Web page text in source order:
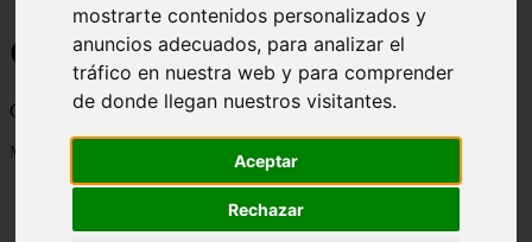
mostrarte contenidos personalizados y
anuncios adecuados, para analizar el
tráfico en nuestra web y para comprender
de donde llegan nuestros visitantes.
Aceptar
Rechazar
Curiosidades y Sabias que
Cosas curiosas, curiosidades, noticias impactantes y mucho mas
Mostrando 1 - 24 de 2838 artículos